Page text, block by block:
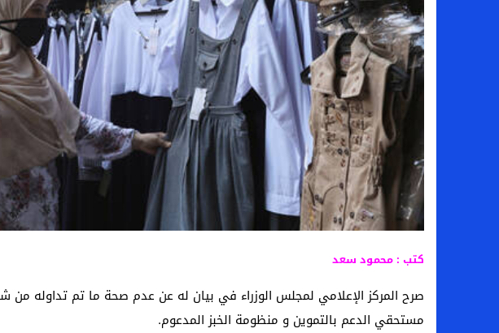
من هي لوز مينديز زوجة إبراهيم دياز بعد خطفها للأنظار؟
الموصل العراقي يعلن ضم المهاجم يوسف أسامة نبيه
كتب : محمود سعد
مستحقي الدعم بالتموين و منظومة الخبز المدعوم.